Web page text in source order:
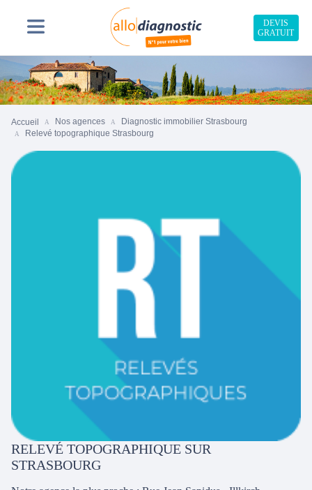
DEVIS
GRATUIT
Accueil Nos agences
Diagnostic immobilier Strasbourg
Relevé topographique Strasbourg
RELEVÉ TOPOGRAPHIQUE SUR
STRASBOURG